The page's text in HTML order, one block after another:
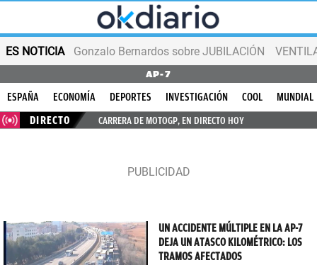
ES NOTICIA Gonzalo Bernardos sobre JUBILACIÓN
AP-7
ESPAÑA ECONOMÍA DEPORTES INVESTIGACIÓN COOL
MUNDIAL
DIRECTO
CARRERA DE MOTOGP, EN DIRECTO HOY
UN ACCIDENTE MÚLTIPLE EN LA AP-7
DEJA UN ATASCO KILOMÉTRICO: LOS
TRAMOS AFECTADOS